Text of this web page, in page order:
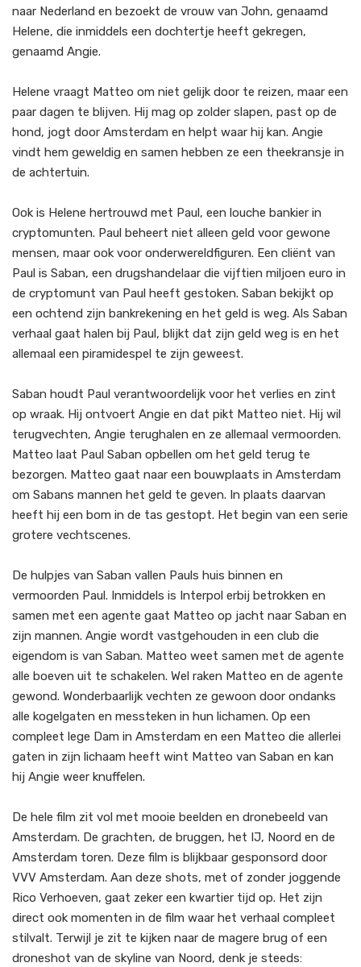
naar Nederland en bezoekt de vrouw van John, genaamd
Helene, die inmiddels een dochtertje heeft gekregen,
genaamd Angie.
Helene vraagt Matteo om niet gelijk door te reizen, maar een
paar dagen te blijven. Hij mag op zolder slapen, past op de
hond, jogt door Amsterdam en helpt waar hij kan. Angie
vindt hem geweldig en samen hebben ze een theekransje in
de achtertuin.
Ook is Helene hertrouwd met Paul, een louche bankier in
cryptomunten. Paul beheert niet alleen geld voor gewone
mensen, maar ook voor onderwereldfiguren. Een cliënt van
Paul is Saban, een drugshandelaar die vijftien miljoen euro in
de cryptomunt van Paul heeft gestoken. Saban bekijkt op
een ochtend zijn bankrekening en het geld is weg. Als Saban
verhaal gaat halen bij Paul, blijkt dat zijn geld weg is en het
allemaal een piramidespel te zijn geweest.
Saban houdt Paul verantwoordelijk voor het verlies en zint
op wraak. Hij ontvoert Angie en dat pikt Matteo niet. Hij wil
terugvechten, Angie terughalen en ze allemaal vermoorden.
Matteo laat Paul Saban opbellen om het geld terug te
bezorgen. Matteo gaat naar een bouwplaats in Amsterdam
om Sabans mannen het geld te geven. In plaats daarvan
heeft hij een bom in de tas gestopt. Het begin van een serie
grotere vechtscenes.
De hulpjes van Saban vallen Pauls huis binnen en
vermoorden Paul. Inmiddels is Interpol erbij betrokken en
samen met een agente gaat Matteo op jacht naar Saban en
zijn mannen. Angie wordt vastgehouden in een club die
eigendom is van Saban. Matteo weet samen met de agente
alle boeven uit te schakelen. Wel raken Matteo en de agente
gewond. Wonderbaarlijk vechten ze gewoon door ondanks
alle kogelgaten en messteken in hun lichamen. Op een
compleet lege Dam in Amsterdam en een Matteo die allerlei
gaten in zijn lichaam heeft wint Matteo van Saban en kan
hij Angie weer knuffelen.
De hele film zit vol met mooie beelden en dronebeeld van
Amsterdam. De grachten, de bruggen, het IJ, Noord en de
Amsterdam toren. Deze film is blijkbaar gesponsord door
VVV Amsterdam. Aan deze shots, met of zonder joggende
Rico Verhoeven, gaat zeker een kwartier tijd op. Het zijn
direct ook momenten in de film waar het verhaal compleet
stilvalt. Terwijl je zit te kijken naar de magere brug of een
droneshot van de skyline van Noord, denk je steeds: